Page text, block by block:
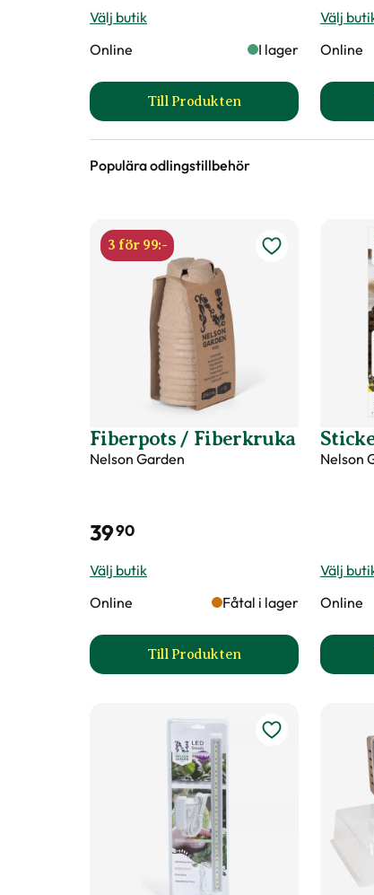
Välj butik
Online
I lager
Till Produkten
till Hasselfors S-Jord/
Välj
Online
Populära odlingstillbehör
3 för 99:-
Fiberpots / Fiberkruka
Nelson Garden
3990
Välj butik
Online
Fåtal i lager
Till Produkten
till Fiberpots / Fiberkruka
Nelson
Välj
Online